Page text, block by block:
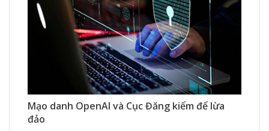
0 Bình luận
Mạo danh OpenAI và Cục Đăng kiểm để lừa
đảo